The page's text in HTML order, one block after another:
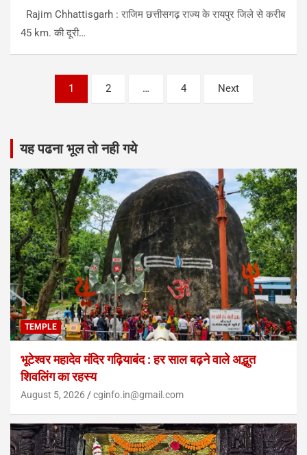
Rajim Chhattisgarh : राजिम छत्तीसगढ़ राज्य के रायपुर जिले से करीब
45 km. की दूरी…
pagination
1 2 … 4 Next
यह पढना भूल तो नही गये
TEMPLE
भूटेश्वर महादेव मंदिर गढ़ियाबंद : हर साल बढ़ने वाले अद्भुत
शिवलिंग का रहस्य
August 5, 2026 cginfo.in@gmail.com